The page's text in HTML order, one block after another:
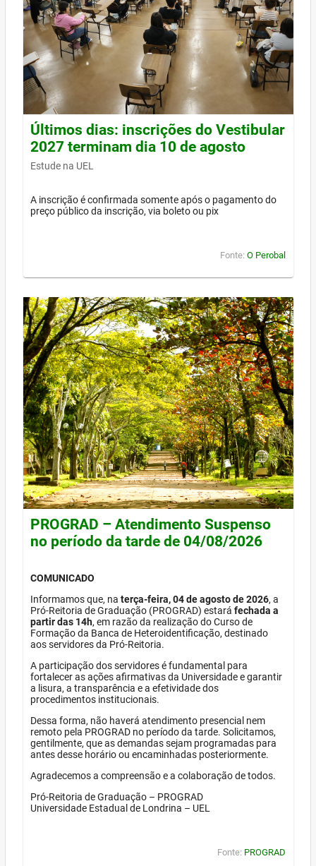
Últimos dias: inscrições do Vestibular
2027 terminam dia 10 de agosto
Estude na UEL
A inscrição é confirmada somente após o pagamento do
preço público da inscrição, via boleto ou pix
Fonte: O Perobal
PROGRAD – Atendimento Suspenso
no período da tarde de 04/08/2026
COMUNICADO
Informamos que, na terça-feira, 04 de agosto de 2026, a
Pró-Reitoria de Graduação (PROGRAD) estará fechada a
partir das 14h, em razão da realização do Curso de
Formação da Banca de Heteroidentificação, destinado
aos servidores da Pró-Reitoria.
A participação dos servidores é fundamental para
fortalecer as ações afirmativas da Universidade e garantir
a lisura, a transparência e a efetividade dos
procedimentos institucionais.
Dessa forma, não haverá atendimento presencial nem
remoto pela PROGRAD no período da tarde. Solicitamos,
gentilmente, que as demandas sejam programadas para
antes desse horário ou encaminhadas posteriormente.
Agradecemos a compreensão e a colaboração de todos.
Pró-Reitoria de Graduação – PROGRAD
Universidade Estadual de Londrina – UEL
Fonte: PROGRAD